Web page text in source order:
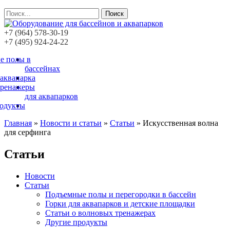
Поиск
+7 (964) 578-30-19
+7 (495) 924-24-22
полы в
бассейнах
для аквапарков
Главная » Новости и статьи » Статьи » Искусственная волна
для серфинга
Статьи
Новости
Статьи
Подъемные полы и перегородки в бассейн
Горки для аквапарков и детские площадки
Статьи о волновых тренажерах
Другие продукты